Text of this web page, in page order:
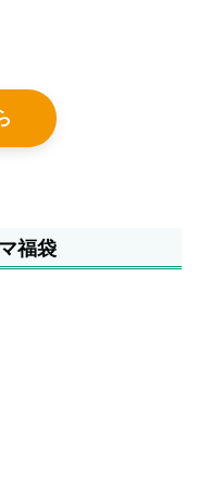
福袋